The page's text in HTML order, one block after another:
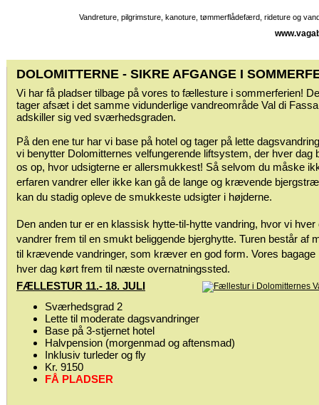
Vandreture, pilgrimsture, kanoture, tømmerflådefærd, rideture og
DOLOMITTERNE - SIKRE AFGANGE I
Vi har få pladser tilbage på vores to fællesture i sommerferien!
tager afsæt i det samme vidunderlige vandreområde Val di
adskiller sig ved sværhedsgraden.
På den ene tur har vi base på hotel og tager på lette
vi benytter Dolomitternes velfungerende liftsystem, der hver dag
os op, hvor udsigterne er allersmukkest! Så selvom du måske
erfaren vandrer eller ikke kan gå de lange og krævende
kan du stadig opleve de smukkeste udsigter i højderne.
Den anden tur er en klassisk hytte-til-hytte vandring, hvor vi hver
vandrer frem til en smukt beliggende bjerghytte. Turen består af
til krævende vandringer, som kræver en god form. Vores bagage
hver dag kørt frem til næste overnatningssted.
FÆLLESTUR 11.- 18. JULI
Sværhedsgrad 2
Lette til moderate dagsvandringer
Base på 3-stjernet hotel
Halvpension (morgenmad og aftensmad)
Inklusiv turleder og fly
Kr. 9150
FÅ PLADSER